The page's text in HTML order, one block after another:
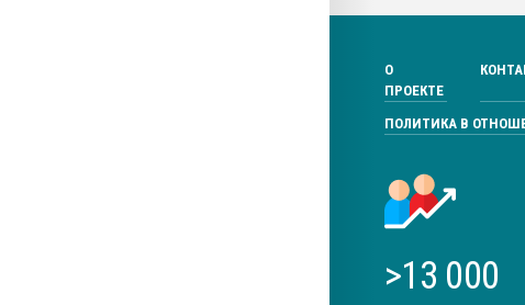
О
ПРОЕКТЕ
ПОЛИТИКА В
>13 000